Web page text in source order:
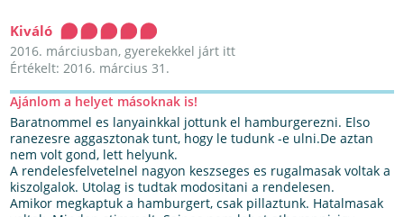
Kiváló
2016. márciusban, gyerekekkel járt itt
Értékelt: 2016. március 31.
Ajánlom a helyet másoknak is!
Baratnommel es lanyainkkal jottunk el hamburgerezni. Elso
ranezesre aggasztonak tunt, hogy le tudunk -e ulni.De aztan
nem volt gond, lett helyunk.
A rendelesfelvetelnel nagyon keszseges es rugalmasak voltak a
kiszolgalok. Utolag is tudtak modositani a rendelesen.
Amikor megkaptuk a hamburgert, csak pillaztunk. Hatalmasak